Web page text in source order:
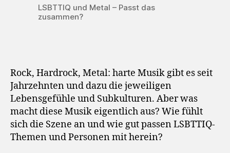
LSBTTIQ und Metal – Passt das
zusammen?
Rock, Hardrock, Metal: harte Musik gibt es seit
Jahrzehnten und dazu die jeweiligen
Lebensgefühle und Subkulturen. Aber was
macht diese Musik eigentlich aus? Wie fühlt
sich die Szene an und wie gut passen LSBTTIQ-
Themen und Personen mit herein?